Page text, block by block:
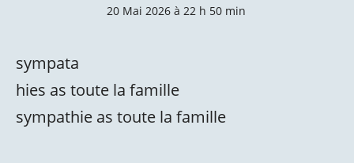
20 Mai 2026 à 22 h 50 min
sympata
hies as toute la famille
sympathie as toute la famille